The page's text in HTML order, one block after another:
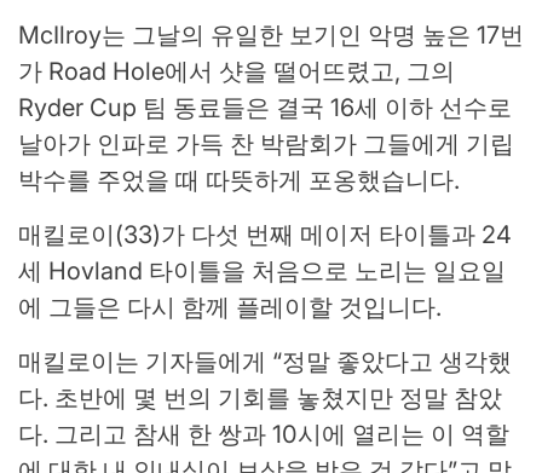
McIlroy는 그날의 유일한 보기인 악명 높은 17번
가 Road Hole에서 샷을 떨어뜨렸고, 그의
Ryder Cup 팀 동료들은 결국 16세 이하 선수로
날아가 인파로 가득 찬 박람회가 그들에게 기립
박수를 주었을 때 따뜻하게 포옹했습니다.
매킬로이(33)가 다섯 번째 메이저 타이틀과 24
세 Hovland 타이틀을 처음으로 노리는 일요일
에 그들은 다시 함께 플레이할 것입니다.
매킬로이는 기자들에게 “정말 좋았다고 생각했
다. 초반에 몇 번의 기회를 놓쳤지만 정말 참았
다. 그리고 참새 한 쌍과 10시에 열리는 이 역할